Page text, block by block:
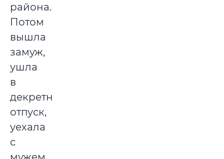
района.
Потом
вышла
замуж,
ушла
в
декретный
отпуск,
уехала
с